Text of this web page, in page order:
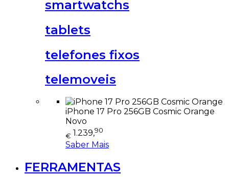
smartwatchs
tablets
telefones fixos
telemoveis
iPhone 17 Pro 256GB Cosmic Orange
Novo
€ 1.239,90
Saber Mais
FERRAMENTAS